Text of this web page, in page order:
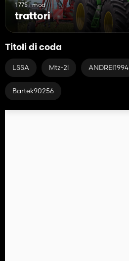
1 775 i mod
trattori
Titoli di coda
LSSA Mtz-2l ANDREI1994
Bartek90256